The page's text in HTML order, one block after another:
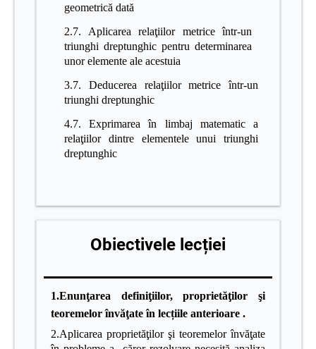
geometrică dată
2.7. Aplicarea relaţiilor metrice într-un
triunghi dreptunghic pentru determinarea
unor elemente ale acestuia
3.7. Deducerea relaţiilor metrice într-un
triunghi dreptunghic
4.7. Exprimarea în limbaj matematic a
relaţiilor dintre elementele unui triunghi
dreptunghic
Obiectivele lecției
1.Enunţarea definiţiilor, proprietăţilor şi
teoremelor învăţate în lecțiile anterioare .
2.Aplicarea proprietăţilor şi teoremelor învăţate